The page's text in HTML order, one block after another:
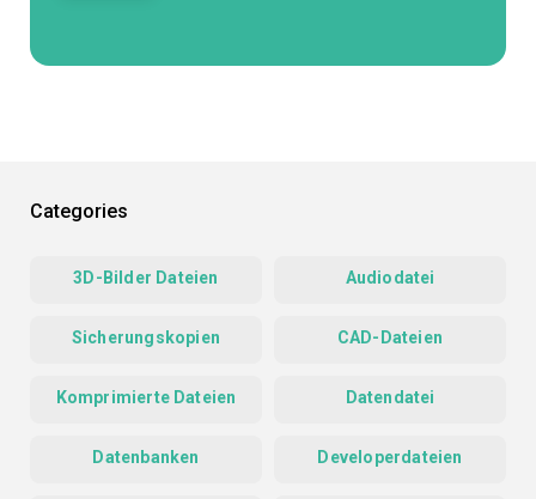
Categories
3D-Bilder Dateien Audiodatei
Sicherungskopien CAD-Dateien
Komprimierte Dateien Datendatei
Datenbanken Developerdateien